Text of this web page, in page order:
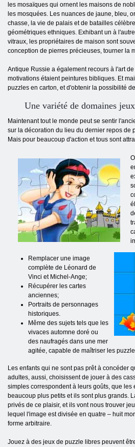
les mosaïques qui ornent les maisons de
les mosquées. Les nuances de jaune, bleu,
chasse, la vie de palais et de batailles
géométriques ethniques. Exhibant un à
vitraux, les propriétaires de maison sont
conception de pierres précieuses, tourner la
Antique Russie a également recours à l'art
motivations étaient peintures bibliques. Et
puzzles en carton, et d'obtenir la possibilité
Une variété de domaines
Maintenant tout le monde peut se sentir
sur la décoration du lieu du dernier repos de
Mais pour beaucoup d'action et tous sont
Remplacer une image
complète de Léonard de
Vinci et Michel-Ange;
Récupérer les cartes
anciennes;
Portraits de personnages
historiques.
Même des sujets tels que les
vivaces automne doré ou
des naufragés dans une mer
agitée, capable de maîtriser les
Les enfants qui ne sont pas prêt à concéder
adultes, aussi, choisissent de jouer à des
simples correspondent à leurs goûts, que les
beaucoup plus petits et ils sont plus grands.
privés de ce plaisir, et ils vont nous trouver
lequel l'image est divisée en quatre – huit
forme arbitraire.
Jouez à des jeux de puzzle libres peuvent